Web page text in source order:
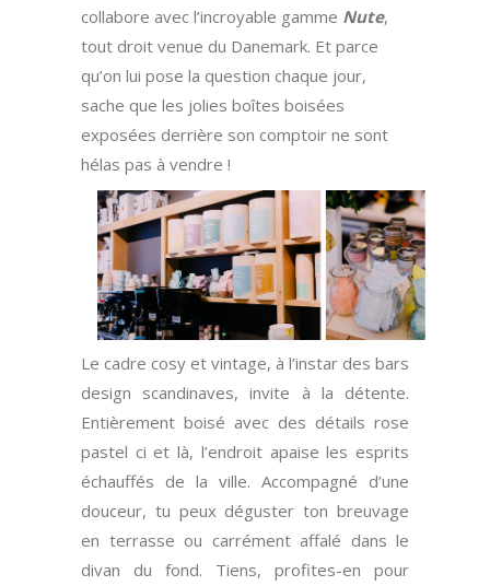
collabore avec l’incroyable gamme Nute,
tout droit venue du Danemark. Et parce
qu’on lui pose la question chaque jour,
sache que les jolies boîtes boisées
exposées derrière son comptoir ne sont
hélas pas à vendre !
Le cadre cosy et vintage, à l’instar des bars
design scandinaves, invite à la détente.
Entièrement boisé avec des détails rose
pastel ci et là, l’endroit apaise les esprits
échauffés de la ville. Accompagné d’une
douceur, tu peux déguster ton breuvage
en terrasse ou carrément affalé dans le
divan du fond. Tiens, profites-en pour